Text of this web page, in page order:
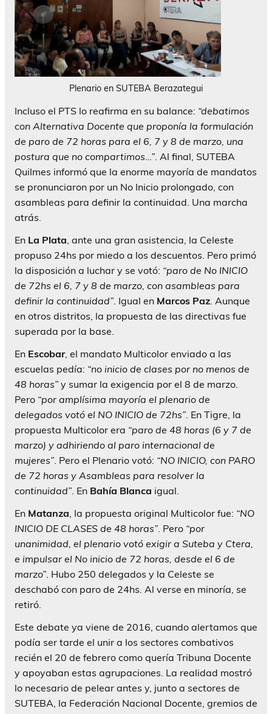
Plenario en SUTEBA Berazategui
Incluso el PTS lo reafirma en su balance: “debatimos
con Alternativa Docente que proponía la formulación
de paro de 72 horas para el 6, 7 y 8 de marzo, una
postura que no compartimos…”. Al final, SUTEBA
Quilmes informó que la enorme mayoría de mandatos
se pronunciaron por un No Inicio prolongado, con
asambleas para definir la continuidad. Una marcha
atrás.
En La Plata, ante una gran asistencia, la Celeste
propuso 24hs por miedo a los descuentos. Pero primó
la disposición a luchar y se votó: “paro de No INICIO
de 72hs el 6, 7 y 8 de marzo, con asambleas para
definir la continuidad”. Igual en Marcos Paz. Aunque
en otros distritos, la propuesta de las directivas fue
superada por la base.
En Escobar, el mandato Multicolor enviado a las
escuelas pedía: “no inicio de clases por no menos de
48 horas” y sumar la exigencia por el 8 de marzo.
Pero “por amplísima mayoría el plenario de
delegados votó el NO INICIO de 72hs”. En Tigre, la
propuesta Multicolor era “paro de 48 horas (6 y 7 de
marzo) y adhiriendo al paro internacional de
mujeres”. Pero el Plenario votó: “NO INICIO, con PARO
de 72 horas y Asambleas para resolver la
continuidad”. En Bahía Blanca igual.
En Matanza, la propuesta original Multicolor fue: “NO
INICIO DE CLASES de 48 horas”. Pero “por
unanimidad, el plenario votó exigir a Suteba y Ctera,
e impulsar el No inicio de 72 horas, desde el 6 de
marzo”. Hubo 250 delegados y la Celeste se
deschabó con paro de 24hs. Al verse en minoría, se
retiró.
Este debate ya viene de 2016, cuando alertamos que
podía ser tarde el unir a los sectores combativos
recién el 20 de febrero como quería Tribuna Docente
y apoyaban estas agrupaciones. La realidad mostró
lo necesario de pelear antes y, junto a sectores de
SUTEBA, la Federación Nacional Docente, gremios de